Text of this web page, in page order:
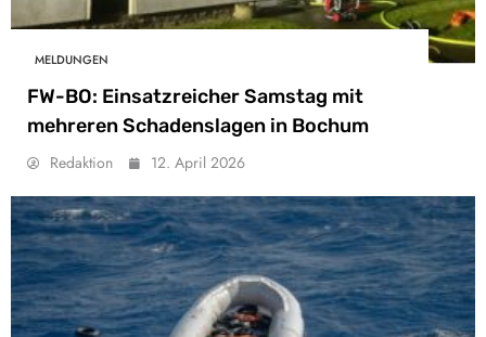
MELDUNGEN
FW-BO: Einsatzreicher Samstag mit
mehreren Schadenslagen in Bochum
Redaktion 12. April 2026